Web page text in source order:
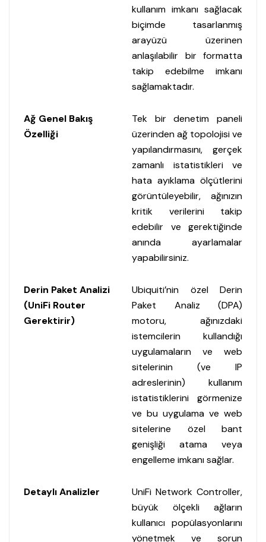
kullanım imkanı sağlacak
biçimde tasarlanmış
arayüzü üzerinen
anlaşılabilir bir formatta
takip edebilme imkanı
sağlamaktadır.
Ağ Genel Bakış
Özelliği
Tek bir denetim paneli
üzerinden ağ topolojisi ve
yapılandırmasını, gerçek
zamanlı istatistikleri ve
hata ayıklama ölçütlerini
görüntüleyebilir, ağınızın
kritik verilerini takip
edebilir ve gerektiğinde
anında ayarlamalar
yapabilirsiniz.
Derin Paket Analizi
(UniFi Router
Gerektirir)
Ubiquiti’nin özel Derin
Paket Analiz (DPA)
motoru, ağınızdaki
istemcilerin kullandığı
uygulamaların ve web
sitelerinin (ve IP
adreslerinin) kullanım
istatistiklerini görmenize
ve bu uygulama ve web
sitelerine özel bant
genişliği atama veya
engelleme imkanı sağlar.
Detaylı Analizler
UniFi Network Controller,
büyük ölçekli ağların
kullanıcı popülasyonlarını
yönetmek ve sorun